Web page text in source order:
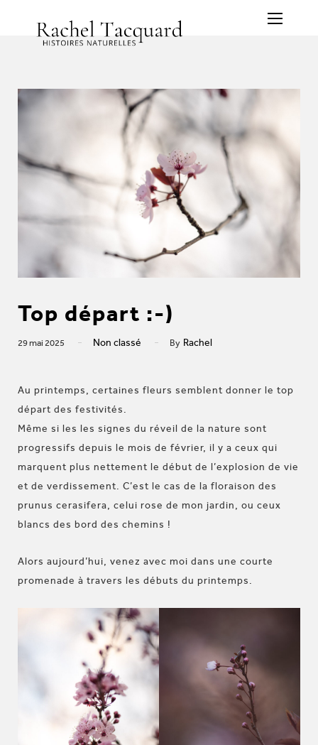
Top départ :-)
29 mai 2025 Non classé By Rachel
Au printemps, certaines fleurs semblent donner le top
départ des festivités.
Même si les les signes du réveil de la nature sont
progressifs depuis le mois de février, il y a ceux qui
marquent plus nettement le début de l’explosion de vie
et de verdissement. C’est le cas de la floraison des
prunus cerasifera, celui rose de mon jardin, ou ceux
blancs des bord des chemins !
Alors aujourd’hui, venez avec moi dans une courte
promenade à travers les débuts du printemps.